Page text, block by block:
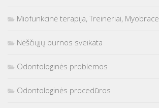
Miofunkcinė terapija, Treineriai, Myobrace
Nėščiųjų burnos sveikata
Odontologinės problemos
Odontologinės procedūros